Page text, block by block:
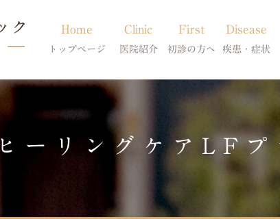
Home
トップページ
Clinic
医院紹介
当院のご紹介
獣医師紹介
First
初診の方へ
初診の方へ
Disease
疾患・症状
アトピー・アレルギ
膿皮症・脂漏症
脱毛症・アロペシアX
アポキルが効かない
体質
ヒーリングケアLFプ